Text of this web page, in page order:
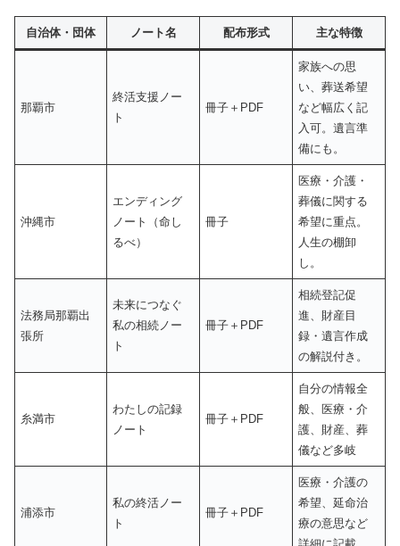
自治体・団体 ノート名 配布形式 主な特徴
那覇市
終活支援ノー
ト
冊子＋PDF
家族への思
い、葬送希望
など幅広く記
入可。遺言準
備にも。
沖縄市
エンディング
ノート（命し
るべ）
冊子
医療・介護・
葬儀に関する
希望に重点。
人生の棚卸
し。
法務局那覇出
張所
未来につなぐ
私の相続ノー
ト
冊子＋PDF
相続登記促
進、財産目
録・遺言作成
の解説付き。
糸満市
わたしの記録
ノート
冊子＋PDF
自分の情報全
般、医療・介
護、財産、葬
儀など多岐
浦添市
私の終活ノー
ト
冊子＋PDF
医療・介護の
希望、延命治
療の意思など